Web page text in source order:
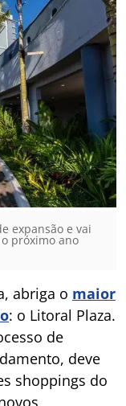
expansão e vai
próximo ano
abriga o maior
: o Litoral Plaza.
de
deve
shoppings do